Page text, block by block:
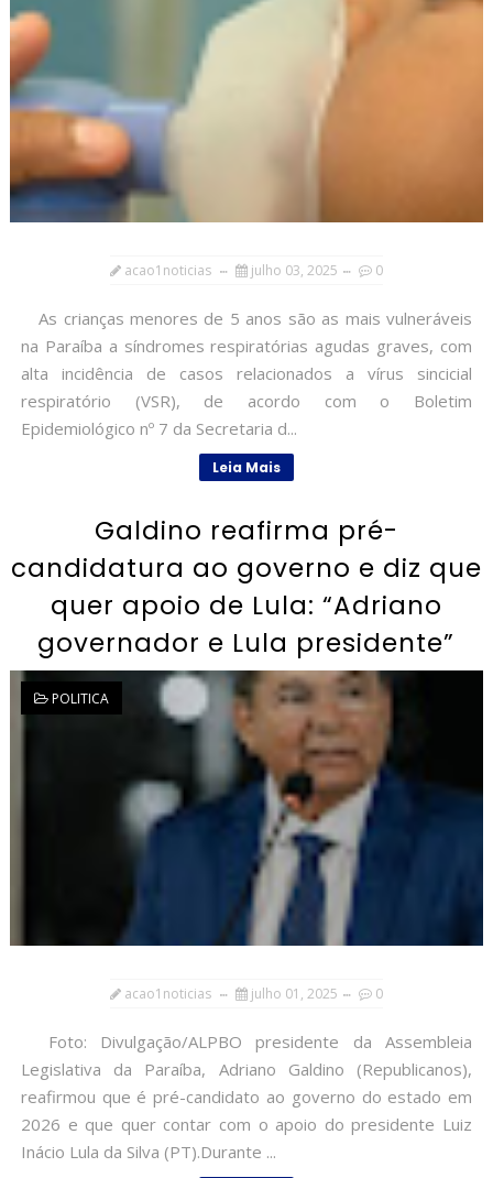
acao1noticias julho 03, 2025 0
As crianças menores de 5 anos são as mais vulneráveis
na Paraíba a síndromes respiratórias agudas graves, com
alta incidência de casos relacionados a vírus sincicial
respiratório (VSR), de acordo com o Boletim
Epidemiológico nº 7 da Secretaria d...
Leia Mais
Galdino reafirma pré-
candidatura ao governo e diz que
quer apoio de Lula: “Adriano
governador e Lula presidente”
POLITICA
acao1noticias julho 01, 2025 0
Foto: Divulgação/ALPBO presidente da Assembleia
Legislativa da Paraíba, Adriano Galdino (Republicanos),
reafirmou que é pré-candidato ao governo do estado em
2026 e que quer contar com o apoio do presidente Luiz
Inácio Lula da Silva (PT).Durante ...